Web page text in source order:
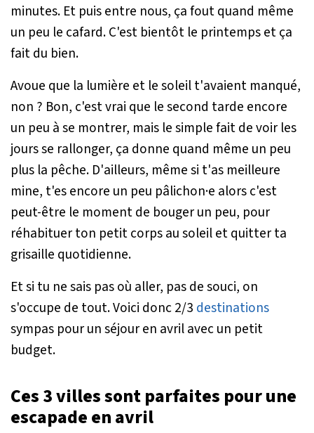
minutes. Et puis entre nous, ça fout quand même
un peu le cafard. C'est bientôt le printemps et ça
fait du bien.
Avoue que la lumière et le soleil t'avaient manqué,
non ? Bon, c'est vrai que le second tarde encore
un peu à se montrer, mais le simple fait de voir les
jours se rallonger, ça donne quand même un peu
plus la pêche. D'ailleurs, même si t'as meilleure
mine, t'es encore un peu pâlichon·e alors c'est
peut-être le moment de bouger un peu, pour
réhabituer ton petit corps au soleil et quitter ta
grisaille quotidienne.
Et si tu ne sais pas où aller, pas de souci, on
s'occupe de tout. Voici donc 2/3 destinations
sympas pour un séjour en avril avec un petit
budget.
Ces 3 villes sont parfaites pour une
escapade en avril